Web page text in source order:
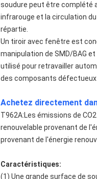
soudure peut être complété
infrarouge et la circulation
répartie.
Un tiroir avec fenêtre est
manipulation de SMD/BAG
utilisé pour retravailler
des composants
Achetez directement
T962A:Les émissions de
renouvelable provenant de
provenant de l'énergie
Caractéristiques:
(1) Une grande surface de